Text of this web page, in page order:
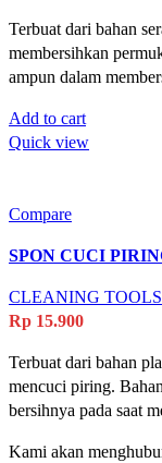
Terbuat dari bahan
membersihkan
ampun dalam
Add to cart
Quick view
Compare
SPON CUCI
CLEANING TOOLS
Rp 15.900
Terbuat dari bahan
mencuci piring.
bersihnya pada saat
Kami akan